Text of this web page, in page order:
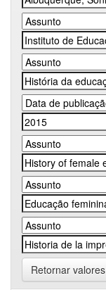
Retornar valores